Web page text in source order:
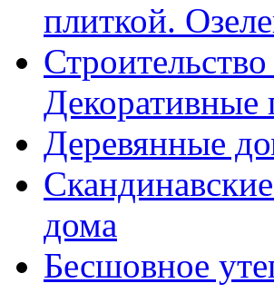
плиткой.
Декоративные
Деревянные
дома
Бесшовное